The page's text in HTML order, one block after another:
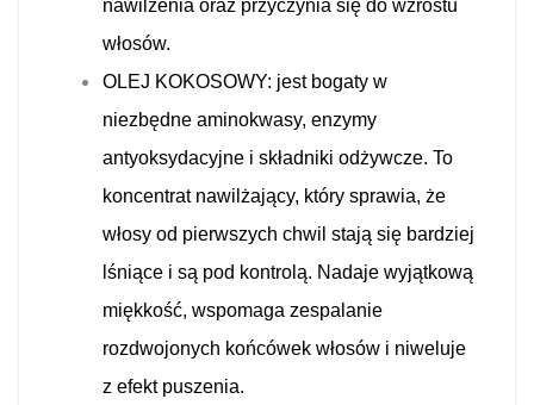
nawilżenia oraz przyczynia się do wzrostu
włosów.
OLEJ KOKOSOWY: jest bogaty w
niezbędne aminokwasy, enzymy
antyoksydacyjne i składniki odżywcze. To
koncentrat nawilżający, który sprawia, że
włosy od pierwszych chwil stają się bardziej
lśniące i są pod kontrolą. Nadaje wyjątkową
miękkość, wspomaga zespalanie
rozdwojonych końcówek włosów i niweluje
z efekt puszenia.